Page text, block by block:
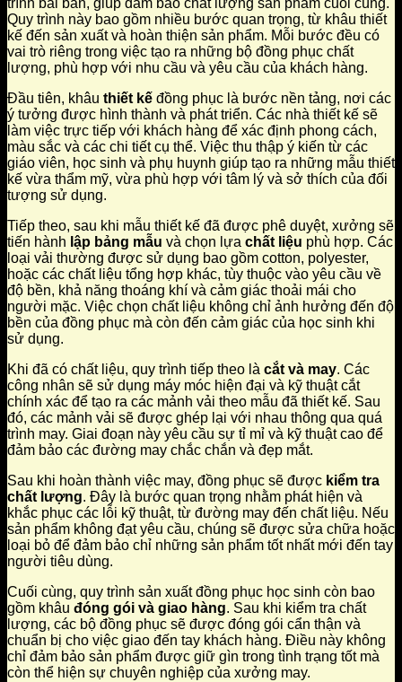
trình bài bản, giúp đảm bảo chất lượng sản phẩm cuối cùng.
Quy trình này bao gồm nhiều bước quan trọng, từ khâu thiết
kế đến sản xuất và hoàn thiện sản phẩm. Mỗi bước đều có
vai trò riêng trong việc tạo ra những bộ đồng phục chất
lượng, phù hợp với nhu cầu và yêu cầu của khách hàng.
Đầu tiên, khâu thiết kế đồng phục là bước nền tảng, nơi các
ý tưởng được hình thành và phát triển. Các nhà thiết kế sẽ
làm việc trực tiếp với khách hàng để xác định phong cách,
màu sắc và các chi tiết cụ thể. Việc thu thập ý kiến từ các
giáo viên, học sinh và phụ huynh giúp tạo ra những mẫu thiết
kế vừa thẩm mỹ, vừa phù hợp với tâm lý và sở thích của đối
tượng sử dụng.
Tiếp theo, sau khi mẫu thiết kế đã được phê duyệt, xưởng sẽ
tiến hành lập bảng mẫu và chọn lựa chất liệu phù hợp. Các
loại vải thường được sử dụng bao gồm cotton, polyester,
hoặc các chất liệu tổng hợp khác, tùy thuộc vào yêu cầu về
độ bền, khả năng thoáng khí và cảm giác thoải mái cho
người mặc. Việc chọn chất liệu không chỉ ảnh hưởng đến độ
bền của đồng phục mà còn đến cảm giác của học sinh khi
sử dụng.
Khi đã có chất liệu, quy trình tiếp theo là cắt và may. Các
công nhân sẽ sử dụng máy móc hiện đại và kỹ thuật cắt
chính xác để tạo ra các mảnh vải theo mẫu đã thiết kế. Sau
đó, các mảnh vải sẽ được ghép lại với nhau thông qua quá
trình may. Giai đoạn này yêu cầu sự tỉ mỉ và kỹ thuật cao để
đảm bảo các đường may chắc chắn và đẹp mắt.
Sau khi hoàn thành việc may, đồng phục sẽ được kiểm tra
chất lượng. Đây là bước quan trọng nhằm phát hiện và
khắc phục các lỗi kỹ thuật, từ đường may đến chất liệu. Nếu
sản phẩm không đạt yêu cầu, chúng sẽ được sửa chữa hoặc
loại bỏ để đảm bảo chỉ những sản phẩm tốt nhất mới đến tay
người tiêu dùng.
Cuối cùng, quy trình sản xuất đồng phục học sinh còn bao
gồm khâu đóng gói và giao hàng. Sau khi kiểm tra chất
lượng, các bộ đồng phục sẽ được đóng gói cẩn thận và
chuẩn bị cho việc giao đến tay khách hàng. Điều này không
chỉ đảm bảo sản phẩm được giữ gìn trong tình trạng tốt mà
còn thể hiện sự chuyên nghiệp của xưởng may.